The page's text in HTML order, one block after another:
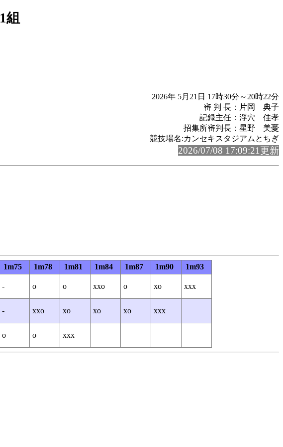
組
2026年 5月21日 17時30分～20時22分
審 判 長：片岡 典子
記録主任：浮穴 佳孝
招集所審判長：星野 美憂
競技場名:カンセキスタジアムとちぎ
2026/07/08 17:09:21更新
1m75 1m78 1m81 1m84 1m87 1m90 1m93
- o o xxo o xo xxx
- xxo xo xo xo xxx
o o xxx